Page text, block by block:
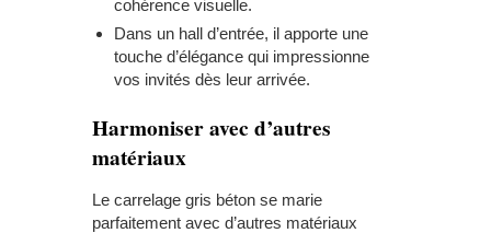
cohérence visuelle.
Dans un hall d’entrée, il apporte une
touche d’élégance qui impressionne
vos invités dès leur arrivée.
Harmoniser avec d’autres
matériaux
Le carrelage gris béton se marie
parfaitement avec d’autres matériaux